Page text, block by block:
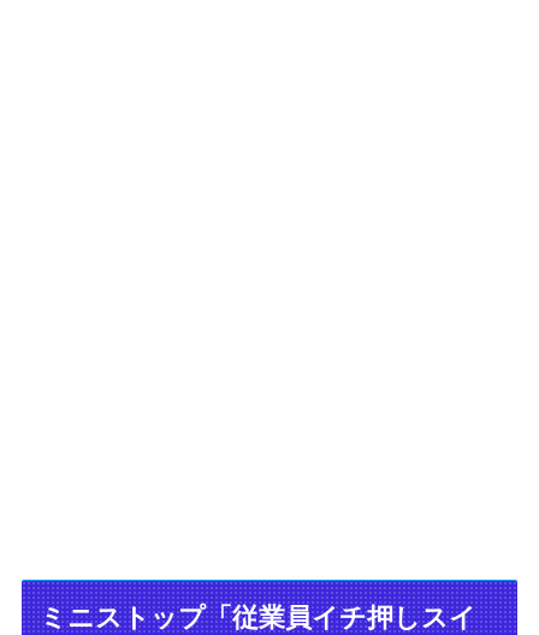
ミニストップ「従業員イチ押しスイ